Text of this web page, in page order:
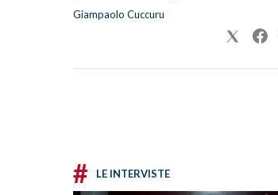
Giampaolo Cuccuru
# LE INTERVISTE